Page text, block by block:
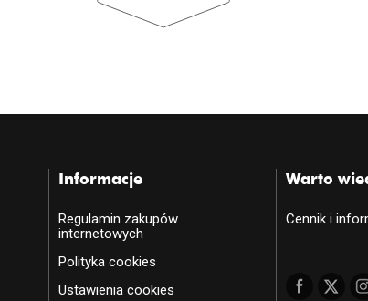
Informacje
Regulamin zakupów
internetowych
Polityka cookies
Ustawienia cookies
Warto
Cennik i